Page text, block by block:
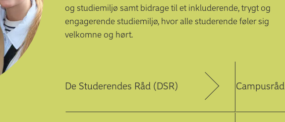
og studiemiljø samt bidrage til et inkluderende, trygt og
engagerende studiemiljø, hvor alle studerende føler sig
velkomne og hørt.
De Studerendes Råd (DSR) Campusråd